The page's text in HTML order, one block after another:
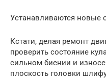
Устанавливаются новые
Кстати, делая ремонт
проверить состояние
сильном биении и
плоскость головки